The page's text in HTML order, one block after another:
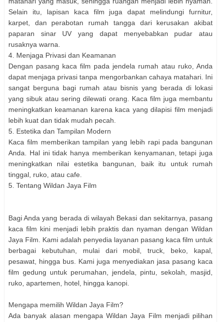
Selain itu, lapisan kaca film juga dapat melindungi furnitur,
karpet, dan perabotan rumah tangga dari kerusakan akibat
paparan sinar UV yang dapat menyebabkan pudar atau
rusaknya warna.
4. Menjaga Privasi dan Keamanan
Dengan pasang kaca film pada jendela rumah atau ruko, Anda
dapat menjaga privasi tanpa mengorbankan cahaya matahari. Ini
sangat berguna bagi rumah atau bisnis yang berada di lokasi
yang sibuk atau sering dilewati orang. Kaca film juga membantu
meningkatkan keamanan karena kaca yang dilapisi film menjadi
lebih kuat dan tidak mudah pecah.
5. Estetika dan Tampilan Modern
Kaca film memberikan tampilan yang lebih rapi pada bangunan
Anda. Hal ini tidak hanya memberikan kenyamanan, tetapi juga
meningkatkan nilai estetika bangunan, baik itu untuk rumah
tinggal, ruko, atau cafe.
5. Tentang Wildan Jaya Film
Bagi Anda yang berada di wilayah Bekasi dan sekitarnya, pasang
kaca film kini menjadi lebih praktis dan nyaman dengan Wildan
Jaya Film. Kami adalah penyedia layanan pasang kaca film untuk
berbagai kebutuhan, mulai dari mobil, truck, beko, kapal,
pesawat, hingga bus. Kami juga menyediakan jasa pasang kaca
film gedung untuk perumahan, jendela, pintu, sekolah, masjid,
ruko, apartemen, hotel, hingga kanopi.
Mengapa memilih Wildan Jaya Film?
Ada banyak alasan mengapa Wildan Jaya Film menjadi pilihan